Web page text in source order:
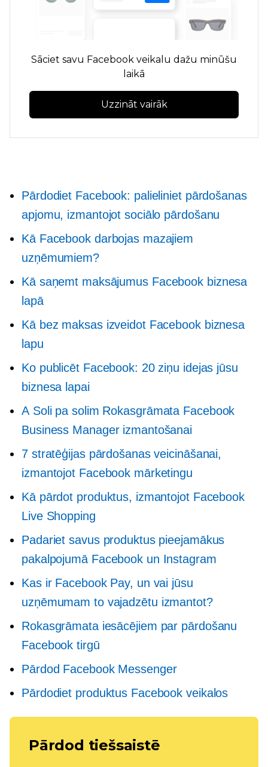
Sāciet savu Facebook veikalu dažu minūšu
laikā
Uzzināt vairāk
Pārdodiet Facebook: palieliniet pārdošanas
apjomu, izmantojot sociālo pārdošanu
Kā Facebook darbojas mazajiem
uzņēmumiem?
Kā saņemt maksājumus Facebook biznesa
lapā
Kā bez maksas izveidot Facebook biznesa
lapu
Ko publicēt Facebook: 20 ziņu idejas jūsu
biznesa lapai
A Soli pa solim Rokasgrāmata Facebook
Business Manager izmantošanai
7 stratēģijas pārdošanas veicināšanai,
izmantojot Facebook mārketingu
Kā pārdot produktus, izmantojot Facebook
Live Shopping
Padariet savus produktus pieejamākus
pakalpojumā Facebook un Instagram
Kas ir Facebook Pay, un vai jūsu
uzņēmumam to vajadzētu izmantot?
Rokasgrāmata iesācējiem par pārdošanu
Facebook tirgū
Pārdod Facebook Messenger
Pārdodiet produktus Facebook veikalos
Pārdod tiešsaistē